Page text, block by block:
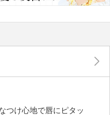
つけ心地で唇にピタッ